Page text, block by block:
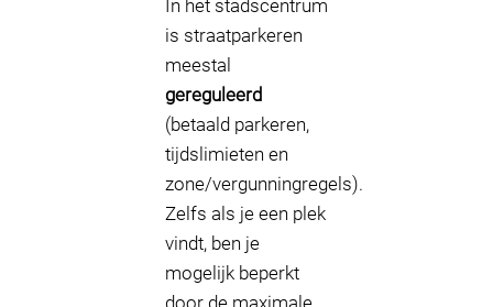
In het stadscentrum
is straatparkeren
meestal
gereguleerd
(betaald parkeren,
tijdslimieten en
zone/vergunningregels).
Zelfs als je een plek
vindt, ben je
mogelijk beperkt